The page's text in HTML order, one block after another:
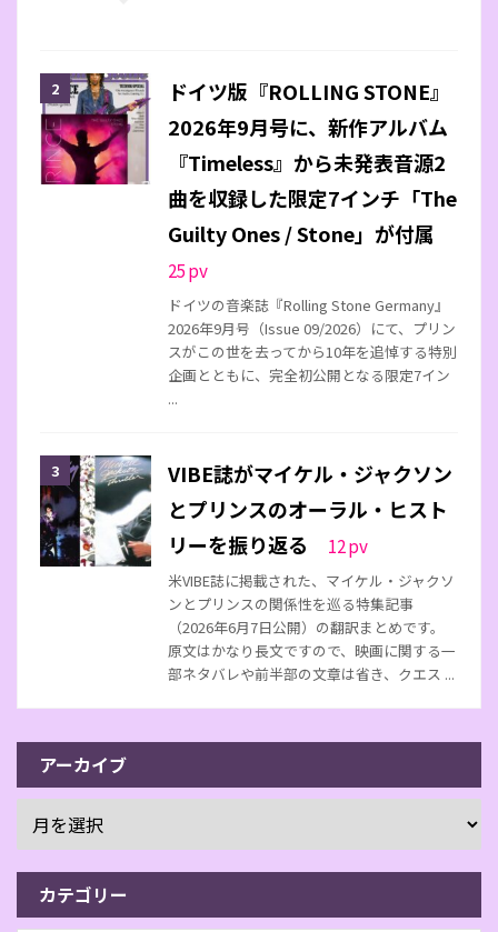
ドイツ版『ROLLING STONE』
2026年9月号に、新作アルバム
『Timeless』から未発表音源2
曲を収録した限定7インチ「The
Guilty Ones / Stone」が付属
25pv
ドイツの音楽誌『Rolling Stone Germany』
2026年9月号（Issue 09/2026）にて、プリン
スがこの世を去ってから10年を追悼する特別
企画とともに、完全初公開となる限定7イン
...
VIBE誌がマイケル・ジャクソン
とプリンスのオーラル・ヒスト
リーを振り返る
12pv
米VIBE誌に掲載された、マイケル・ジャクソ
ンとプリンスの関係性を巡る特集記事
（2026年6月7日公開）の翻訳まとめです。
原文はかなり長文ですので、映画に関する一
部ネタバレや前半部の文章は省き、クエス ...
アーカイブ
カテゴリー